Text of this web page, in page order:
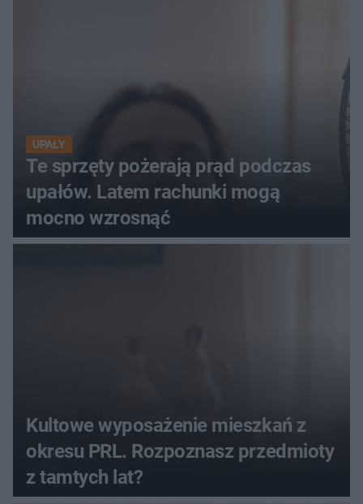
UPAŁY
Te sprzęty pożerają prąd podczas
upałów. Latem rachunki mogą
mocno wzrosnąć
Kultowe wyposażenie mieszkań z
okresu PRL. Rozpoznasz przedmioty
z tamtych lat?